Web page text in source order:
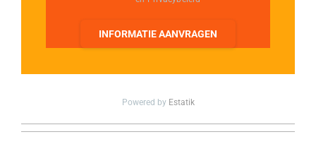
INFORMATIE AANVRAGEN
Powered by Estatik